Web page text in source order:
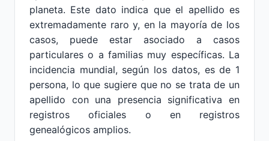
planeta. Este dato indica que el apellido es
extremadamente raro y, en la mayoría de los
casos, puede estar asociado a casos
particulares o a familias muy específicas. La
incidencia mundial, según los datos, es de 1
persona, lo que sugiere que no se trata de un
apellido con una presencia significativa en
registros oficiales o en registros
genealógicos amplios.